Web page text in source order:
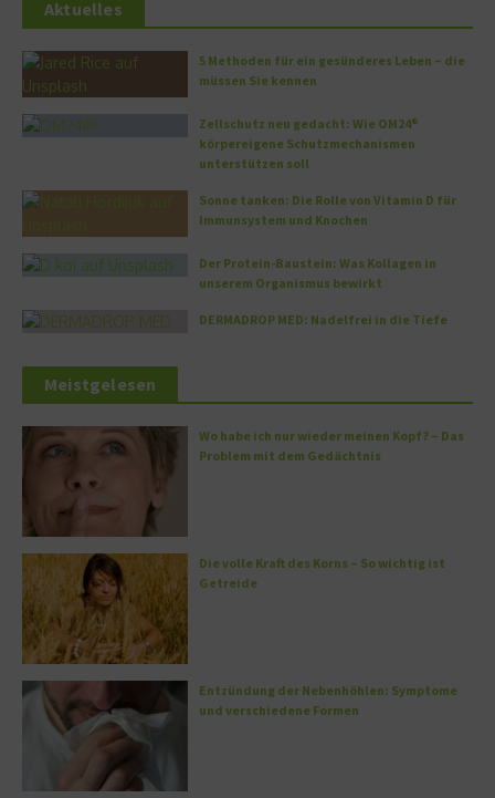
Aktuelles
5 Methoden für ein gesünderes Leben – die
müssen Sie kennen
Zellschutz neu gedacht: Wie OM24®
körpereigene Schutzmechanismen
unterstützen soll
Sonne tanken: Die Rolle von Vitamin D für
Immunsystem und Knochen
Der Protein-Baustein: Was Kollagen in
unserem Organismus bewirkt
DERMADROP MED: Nadelfrei in die Tiefe
Meistgelesen
Wo habe ich nur wieder meinen Kopf? – Das
Problem mit dem Gedächtnis
Die volle Kraft des Korns – So wichtig ist
Getreide
Entzündung der Nebenhöhlen: Symptome
und verschiedene Formen